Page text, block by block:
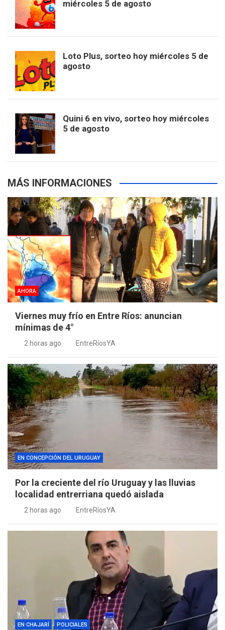
o
k
t
e
r
b
miércoles 5 de agosto
Loto Plus, sorteo hoy miércoles 5 de
agosto
Quini 6 en vivo, sorteo hoy miércoles
5 de agosto
MÁS INFORMACIONES
AHORA
Viernes muy frío en Entre Ríos: anuncian
mínimas de 4°
2 horas ago EntreRíosYA
EN CONCEPCIÓN DEL URUGUAY
Por la creciente del río Uruguay y las lluvias
localidad entrerriana quedó aislada
2 horas ago EntreRíosYA
EN CHAJARÍ POLICIALES